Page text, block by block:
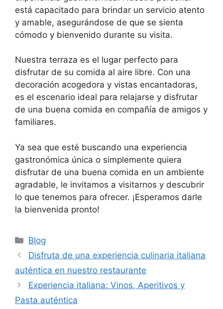
está capacitado para brindar un servicio atento
y amable, asegurándose de que se sienta
cómodo y bienvenido durante su visita.
Nuestra terraza es el lugar perfecto para
disfrutar de su comida al aire libre. Con una
decoración acogedora y vistas encantadoras,
es el escenario ideal para relajarse y disfrutar
de una buena comida en compañía de amigos y
familiares.
Ya sea que esté buscando una experiencia
gastronómica única o simplemente quiera
disfrutar de una buena comida en un ambiente
agradable, le invitamos a visitarnos y descubrir
lo que tenemos para ofrecer. ¡Esperamos darle
la bienvenida pronto!
Categorías
Blog
Disfruta de una experiencia culinaria italiana
auténtica en nuestro restaurante
Experiencia italiana: Vinos, Aperitivos y
Pasta auténtica